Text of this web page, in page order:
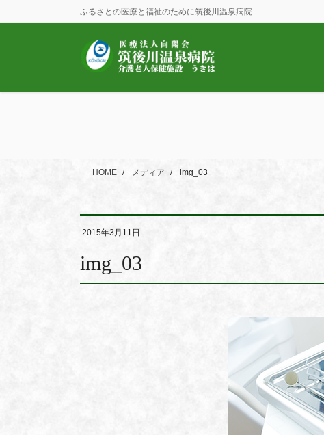
ン
ビ
ふるさとの医療と福祉のために筑後川温泉病院
HOME メディア img_03
2015年3月11日
img_03